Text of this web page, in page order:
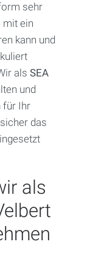
sehr
mit ein
kann und
als SEA
und
für Ihr
das
als